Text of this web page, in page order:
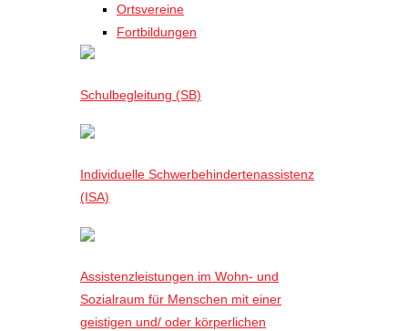
Ortsvereine
Fortbildungen
Schulbegleitung (SB)
Individuelle Schwerbehindertenassistenz
(ISA)
Assistenzleistungen im Wohn- und
Sozialraum für Menschen mit einer
geistigen und/ oder körperlichen